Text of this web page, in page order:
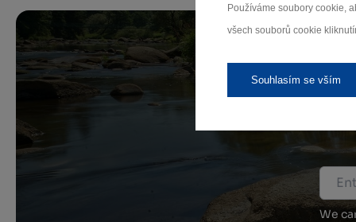
Používáme soubory cookie,
všech souborů cookie
Souhlasím se vším
We